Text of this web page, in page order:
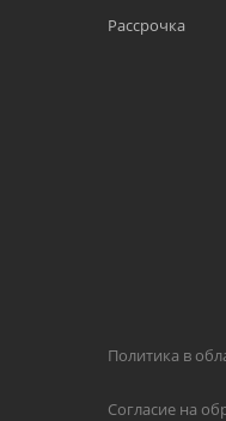
Рассрочка
Политика в
Согласие на